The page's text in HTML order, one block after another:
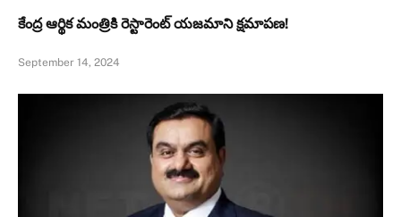
కేంద్ర ఆర్థిక మంత్రికి రెస్టారెంట్ యజమాని క్షమాపణ!
September 14, 2024